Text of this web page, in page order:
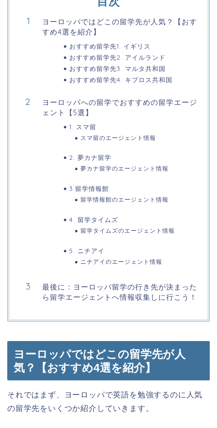
ヨーロッパではどこの留学先が人気？【おす
すめ4選を紹介】
おすすめ留学先1. イギリス
おすすめ留学先2. アイルランド
おすすめ留学先3. マルタ共和国
おすすめ留学先4. キプロス共和国
ヨーロッパへの留学でおすすめの留学エージ
ェント【5選】
1. スマ留
スマ留のエージェント情報
2. 夢カナ留学
夢カナ留学のエージェント情報
3.留学情報館
留学情報館のエージェント情報
4. 留学タイムズ
留学タイムズのエージェント情報
5. ニチアイ
ニチアイのエージェント情報
最後に：ヨーロッパ留学の行き先が決まった
ら留学エージェントへ情報収集しに行こう！
ヨーロッパではどこの留学先が人
気？【おすすめ4選を紹介】
それではまず、ヨーロッパで英語を勉強するのに人気
の留学先をいくつか紹介していきます。